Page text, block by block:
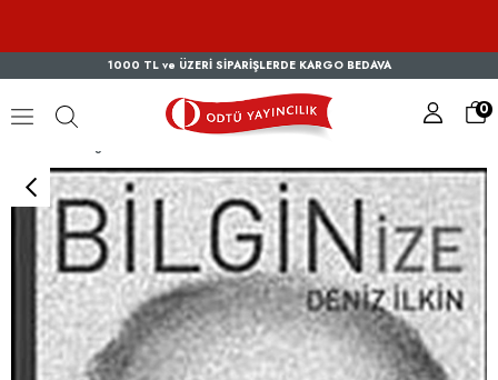
1000 TL ve ÜZERİ SİPARİŞLERDE KARGO BEDAVA
0